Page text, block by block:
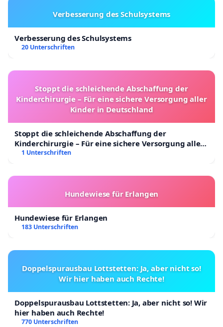
Verbesserung des Schulsystems
Verbesserung des Schulsystems
20 Unterschriften
Stoppt die schleichende Abschaffung der
Kinderchirurgie – Für eine sichere Versorgung aller
Kinder in Deutschland
Stoppt die schleichende Abschaffung der
Kinderchirurgie – Für eine sichere Versorgung aller
Kinder in Deutschland
1 Unterschriften
Hundewiese für Erlangen
Hundewiese für Erlangen
183 Unterschriften
Doppelspurausbau Lottstetten: Ja, aber nicht so!
Wir hier haben auch Rechte!
Doppelspurausbau Lottstetten: Ja, aber nicht so! Wir
hier haben auch Rechte!
770 Unterschriften